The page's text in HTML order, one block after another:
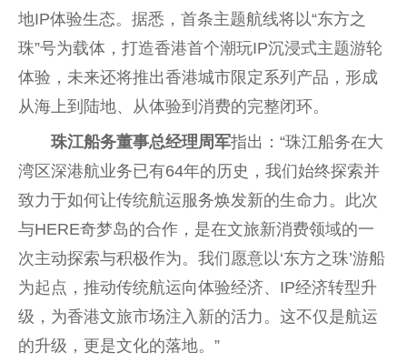
地IP体验生态。据悉，首条主题航线将以“东方之
珠”号为载体，打造香港首个潮玩IP沉浸式主题游轮
体验，未来还将推出香港城市限定系列产品，形成
从海上到陆地、从体验到消费的完整闭环。
珠江船务董事总经理周军指出：“珠江船务在大
湾区深港航业务已有64年的历史，我们始终探索并
致力于如何让传统航运服务焕发新的生命力。此次
与HERE奇梦岛的合作，是在文旅新消费领域的一
次主动探索与积极作为。我们愿意以‘东方之珠’游船
为起点，推动传统航运向体验经济、IP经济转型升
级，为香港文旅市场注入新的活力。这不仅是航运
的升级，更是文化的落地。”